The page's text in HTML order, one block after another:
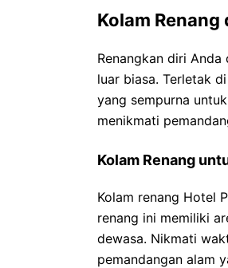
Kolam
Renangkan diri
luar biasa. Terletak
yang sempurna
menikmati
Kolam Renang
Kolam renang Hotel
renang ini memiliki
dewasa. Nikmati
pemandangan alam